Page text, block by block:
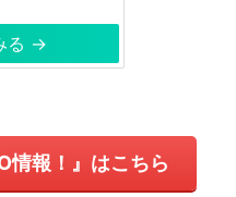
る →
情報！』はこちら